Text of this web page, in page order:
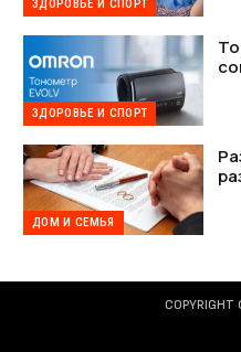
ЗДОРОВЬЕ И СПОРТ
ЗДОРОВЬЕ И СПОРТ
ДОМ И СЕМЬЯ
COPYRIGHT